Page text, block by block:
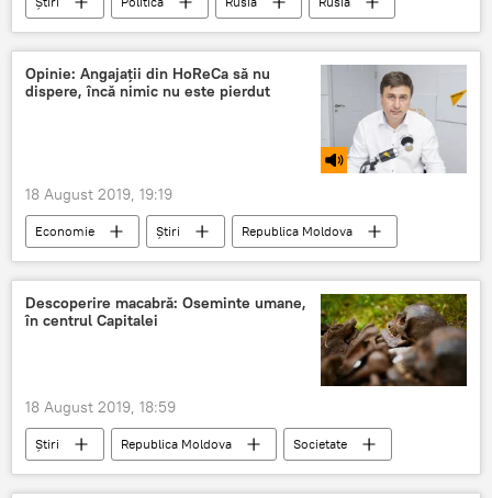
SUA
Europa Asia rachete
Opinie: Angajații din HoReCa să nu
dispere, încă nimic nu este pierdut
18 August 2019, 19:19
Economie Știri
Republica Moldova
Societate
Podcasturi
Podcasturi
TVA
decizie majorare
Descoperire macabră: Oseminte umane,
în centrul Capitalei
18 August 2019, 18:59
Știri Republica Moldova
Societate
oseminte
Capitala
descoperire